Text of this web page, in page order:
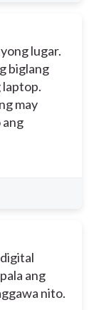
lugar.
biglang
laptop.
may
ang
ang
nito.